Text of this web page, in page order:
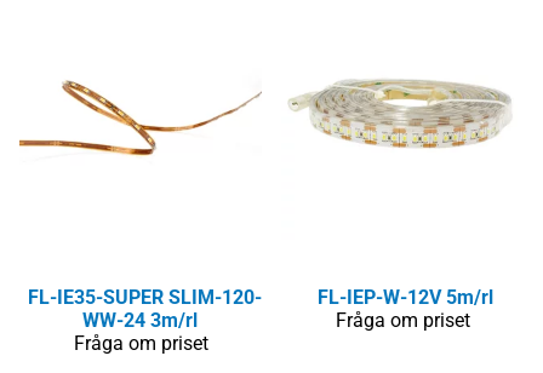
FL-IE35-SUPER SLIM-120-
WW-24 3m/rl
Fråga om priset
FL-IEP-W-12V 5m/rl
Fråga om priset